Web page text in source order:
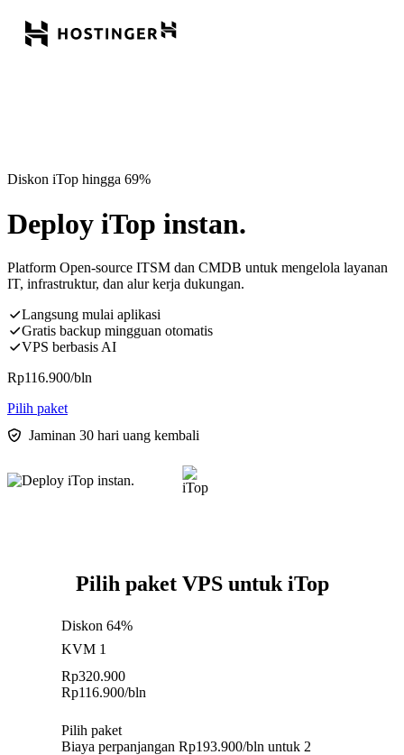
Diskon iTop hingga 69%
Deploy iTop instan.
Platform Open-source ITSM dan CMDB untuk mengelola layanan
IT, infrastruktur, dan alur kerja dukungan.
Langsung mulai aplikasi
Gratis backup mingguan otomatis
VPS berbasis AI
Rp116.900/bln
Pilih paket
Jaminan 30 hari uang kembali
Pilih paket VPS untuk iTop
Diskon 64%
KVM 1
Rp320.900
Rp116.900/bln
Pilih paket
Biaya perpanjangan Rp193.900/bln untuk 2